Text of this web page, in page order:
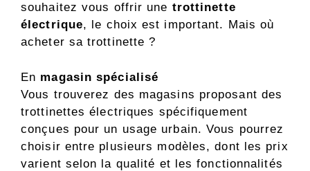
souhaitez vous offrir une trottinette
électrique, le choix est important. Mais où
acheter sa trottinette ?
En magasin spécialisé
Vous trouverez des magasins proposant des
trottinettes électriques spécifiquement
conçues pour un usage urbain. Vous pourrez
choisir entre plusieurs modèles, dont les prix
varient selon la qualité et les fonctionnalités